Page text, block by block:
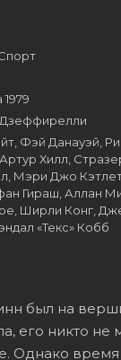
Фэй Данауэй,
Хилл,
Мэри Джо
Гираш, Аллан
Ширли Конг,
«Текс» Кобб
был на
его никто не
Однако